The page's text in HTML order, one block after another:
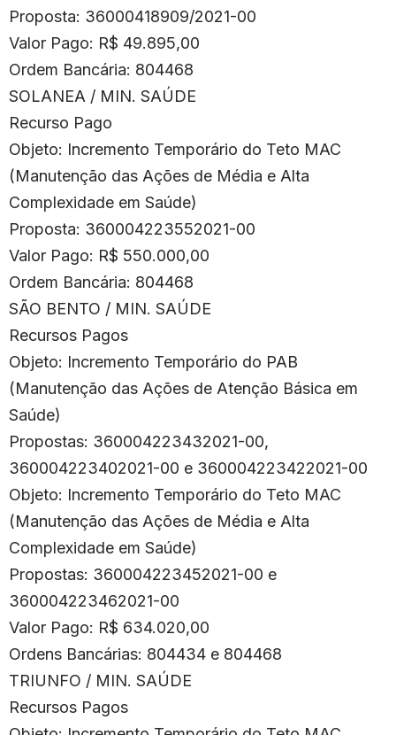
Proposta: 36000418909/2021-00
Valor Pago: R$ 49.895,00
Ordem Bancária: 804468
SOLANEA / MIN. SAÚDE
Recurso Pago
Objeto: Incremento Temporário do Teto MAC
(Manutenção das Ações de Média e Alta
Complexidade em Saúde)
Proposta: 360004223552021-00
Valor Pago: R$ 550.000,00
Ordem Bancária: 804468
SÃO BENTO / MIN. SAÚDE
Recursos Pagos
Objeto: Incremento Temporário do PAB
(Manutenção das Ações de Atenção Básica em
Saúde)
Propostas: 360004223432021-00,
360004223402021-00 e 360004223422021-00
Objeto: Incremento Temporário do Teto MAC
(Manutenção das Ações de Média e Alta
Complexidade em Saúde)
Propostas: 360004223452021-00 e
360004223462021-00
Valor Pago: R$ 634.020,00
Ordens Bancárias: 804434 e 804468
TRIUNFO / MIN. SAÚDE
Recursos Pagos